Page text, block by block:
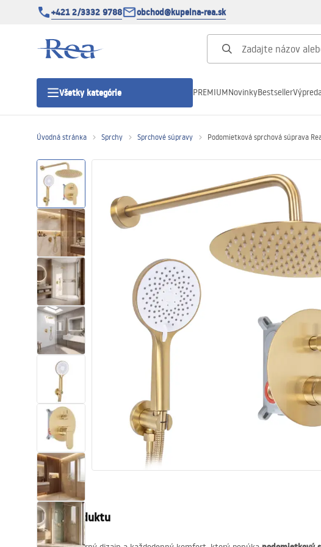
+421 2/3332 9788 obchod@kupelna-rea.sk
Všetky kategórie
Sprchové dvere
Sprchové vaničky
Sprchové žľaby
Sanitárna keramika
Umývadlá
Vaňa so zástenou
Sprchy
Kuchyňa
Kúpeľňové doplnky a nábytok
PREMIUMNovinkyBestseller
Úvodná stránka Sprchy Sprchové súpravy Podomietková sprchová súprava
Popis produktu